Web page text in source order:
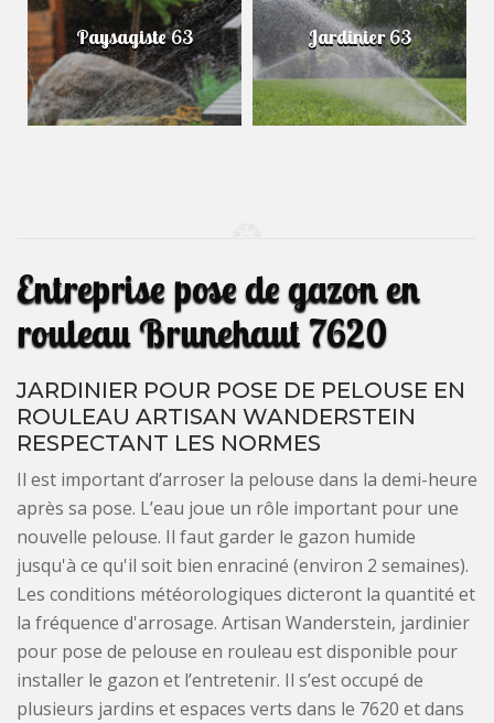
Paysagiste 63 Jardinier 63
Entreprise pose de gazon en
rouleau Brunehaut 7620
JARDINIER POUR POSE DE PELOUSE EN
ROULEAU ARTISAN WANDERSTEIN
RESPECTANT LES NORMES
Il est important d’arroser la pelouse dans la demi-heure
après sa pose. L’eau joue un rôle important pour une
nouvelle pelouse. Il faut garder le gazon humide
jusqu'à ce qu'il soit bien enraciné (environ 2 semaines).
Les conditions météorologiques dicteront la quantité et
la fréquence d'arrosage. Artisan Wanderstein, jardinier
pour pose de pelouse en rouleau est disponible pour
installer le gazon et l’entretenir. Il s’est occupé de
plusieurs jardins et espaces verts dans le 7620 et dans